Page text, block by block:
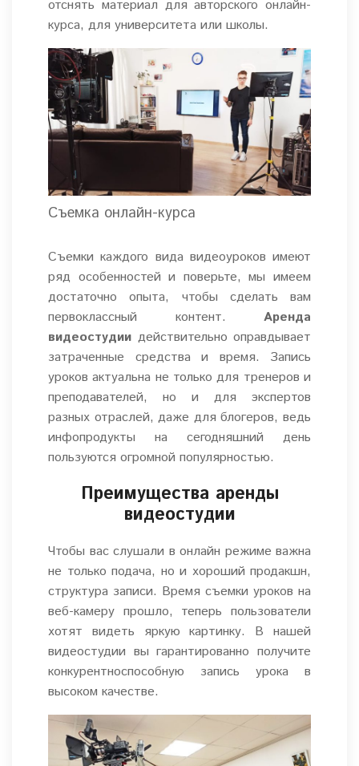
отснять материал для авторского онлайн-
курса, для университета или школы.
Съемка онлайн-курса
Съемки каждого вида видеоуроков имеют
ряд особенностей и поверьте, мы имеем
достаточно опыта, чтобы сделать вам
первоклассный контент. Аренда
видеостудии действительно оправдывает
затраченные средства и время. Запись
уроков актуальна не только для тренеров и
преподавателей, но и для экспертов
разных отраслей, даже для блогеров, ведь
инфопродукты на сегодняшний день
пользуются огромной популярностью.
Преимущества аренды
видеостудии
Чтобы вас слушали в онлайн режиме важна
не только подача, но и хороший продакшн,
структура записи. Время съемки уроков на
веб-камеру прошло, теперь пользователи
хотят видеть яркую картинку. В нашей
видеостудии вы гарантированно получите
конкурентноспособную запись урока в
высоком качестве.